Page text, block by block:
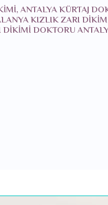
ANTALYA KÜRTAJ
KIZLIK ZARI
DOKTORU